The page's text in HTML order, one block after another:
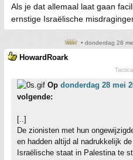
Als je dat allemaal laat gaan
ernstige Israëlische
• donderdag 28
HowardRoark
Op donderdag 28 mei
volgende:
[..]
De zionisten met hun
en hadden altijd al nadrukkelijk
Israëlische staat in Palestina te